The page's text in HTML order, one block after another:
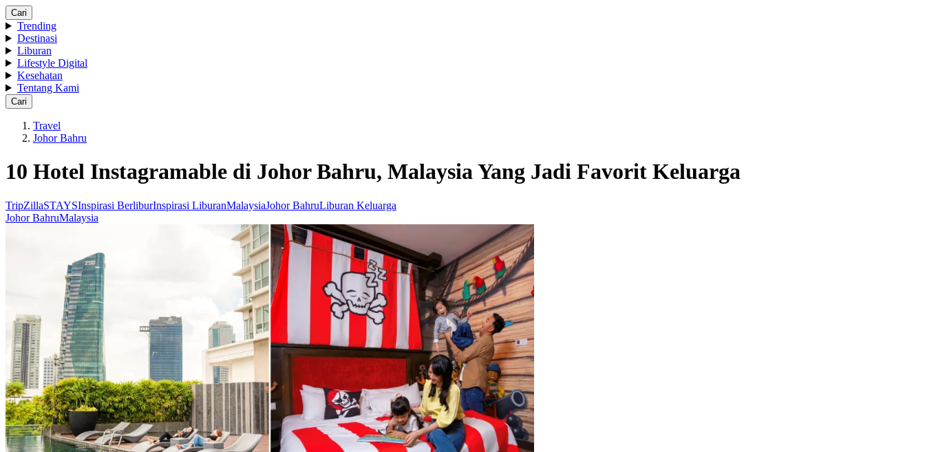
Cari
Trending
Destinasi
Liburan
Lifestyle Digital
Kesehatan
Tentang Kami
Cari
Travel
Johor Bahru
10 Hotel Instagramable di Johor Bahru, Malaysia Yang Jadi Favorit Keluarga
TripZillaSTAYSInspirasi BerliburInspirasi LiburanMalaysiaJohor BahruLiburan Keluarga
Johor BahruMalaysia